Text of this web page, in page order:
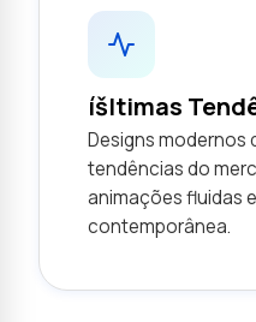
íšltimas
Designs modernos
tendências do
animações fluidas
contemporânea.